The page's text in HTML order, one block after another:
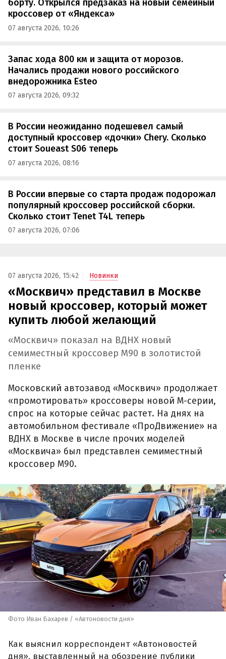
борту. Открылся предзаказ на новый семейный
кроссовер от «Яндекса»
07 августа 2026, 10:26
Запас хода 800 км и защита от морозов.
Начались продажи нового российского
внедорожника Esteo
07 августа 2026, 09:32
В России неожиданно подешевел самый
доступный кроссовер «дочки» Chery. Сколько
стоит Soueast S06 теперь
07 августа 2026, 08:16
В России впервые со старта продаж подорожал
популярный кроссовер российской сборки.
Сколько стоит Tenet T4L теперь
07 августа 2026, 07:06
07 августа 2026, 15:42 Новинки
«Москвич» представил в Москве
новый кроссовер, который может
купить любой желающий
«Москвич» показал на ВДНХ новый
семиместный кроссовер М90 в золотистой
пленке
Московский автозавод «Москвич» продолжает
«промотировать» кроссоверы новой М-серии,
спрос на которые сейчас растет. На днях на
автомобильном фестивале «ПроДвижение» на
ВДНХ в Москве в числе прочих моделей
«Москвича» был представлен семиместный
кроссовер М90.
Фото Иван Бахарев / «Автоновости дня»
Как выяснил корреспондент «Автоновостей
дня», выставленный на обозрение публики